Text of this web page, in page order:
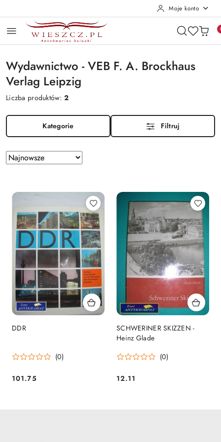
Moje konto
Wydawnictwo - VEB F. A. Brockhaus
Verlag Leipzig
Liczba produktów:2
Kategorie Filtruj
Zastosowano
sortowanie:
Sortuj
według
DDR
(0)
Cena:
101.75
SCHWERINER SKIZZEN -
Heinz Glade
(0)
Cena:
12.11